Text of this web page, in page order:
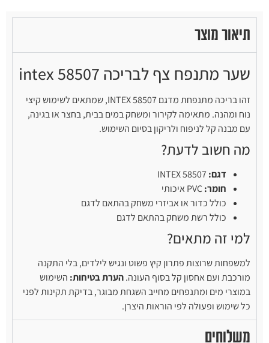
תיאור מוצר
שער מתנפח צף לבריכה intex 58507
זהו בריכה מתנפחת מדגם INTEX 58507, שמתאים לשימוש קיצי
נוח ומהנה. מתאימה לקירור ומשחק במים בבית, בחצר או בגינה,
עם מבנה קל לניפוח ולריקון בסיום השימוש.
מה חשוב לדעת?
דגם:
חומר:
כולל כדור או אביזרי משחק בהתאם לדגם
כולל רשת משחק בהתאם לדגם
למי זה מתאים?
למשפחות שרוצות פתרון קיץ פשוט ונגיש לילדים, בלי התקנה
מורכבת ועם אחסון קל בסוף העונה.הערת בטיחות: השימוש
במוצרי מים ומתנפחים מחייב השגחת מבוגר, בדיקת תקינות לפני
כל שימוש ופעולה לפי הוראות היצרן.
משלוחים